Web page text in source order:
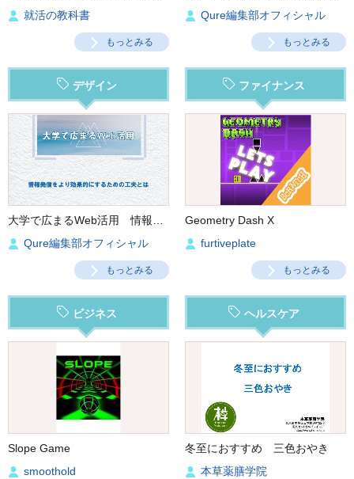
就活の教科書
もっとみる
Qure編集部オフィシャル
もっとみる
デザイン
大学で広まるWeb活用 情報発信をより効果的にするための工夫とは
Qure編集部オフィシャル
もっとみる
ファイナンス
Geometry Dash X
furtiveplate
もっとみる
ビジネス
Slope Game
smoothold
ヘルスケア
冬至におすすめ 三色おやき
本草薬膳学院